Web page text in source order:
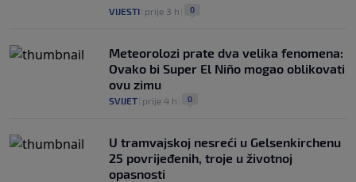
VIJESTI prije 3 h 0
Meteorolozi prate dva velika fenomena:
Ovako bi Super El Niño mogao oblikovati
ovu zimu
SVIJET prije 4 h 0
U tramvajskoj nesreći u Gelsenkirchenu
25 povrijeđenih, troje u životnoj
opasnosti